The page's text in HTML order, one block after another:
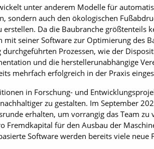
unter anderem Modelle für
sondern auch den ökologischen
erstellen. Da die Baubranche größtenteils
mit seiner Software zur Optimierung des
durchgeführten Prozessen, wie der
und die herstellerunabhängige
mehrfach erfolgreich in der Praxis
in Forschung- und
zu gestalten. Im September
erhalten, um vorrangig das Team
Fremdkapital für den Ausbau der
Software werden bereits viele neue